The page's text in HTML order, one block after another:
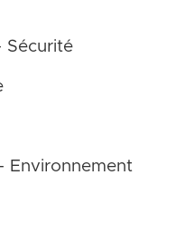
Sécurité
Environnement